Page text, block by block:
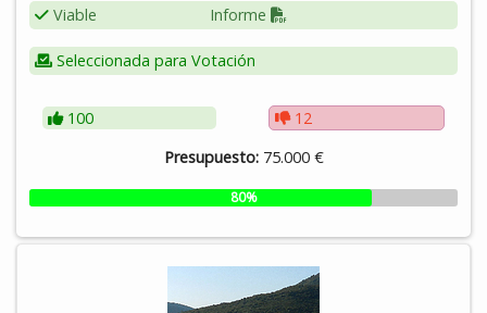
dispusiera de lector de códigos QR.
Viable Informe
Seleccionada para Votación
100
12
Presupuesto: 75.000 €
80%